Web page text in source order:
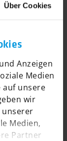
Über Cookies
Anzeigen
Medien
auf unsere
wir
Medien,
Partner